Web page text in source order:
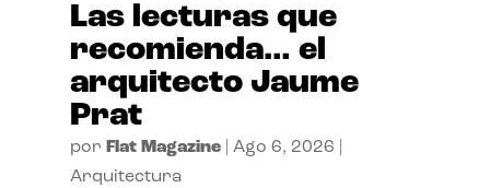
Las lecturas que
recomienda… el
arquitecto Jaume
Prat
por Flat Magazine| Ago 6, 2026
Arquitectura